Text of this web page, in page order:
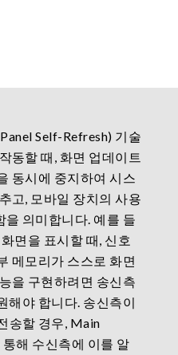
Self-Refresh) 기술
동할 때, 화면 업데이트
동시에 중지하여 시스
고, 모바일 장치의 사용
의미합니다. 예를 들
면을 표시할 때, 신호
메모리가 스스로 화면
을 구현하려면 송신측
해야 합니다. 송신측이
송할 경우, Main
해 수신측에 이를 알